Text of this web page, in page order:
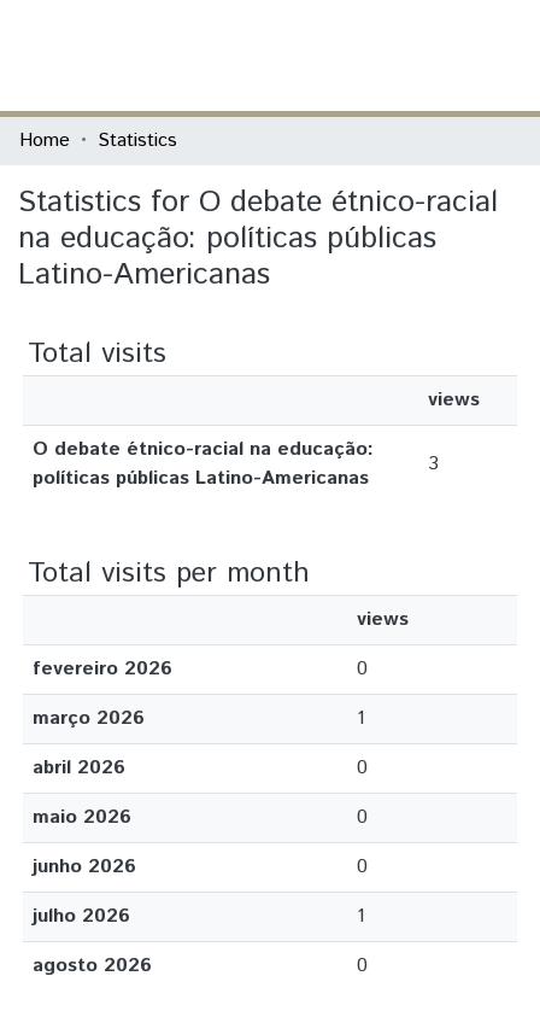
Communities & Collections
All of DSpace
Home Statistics
Statistics for O debate étnico-racial
na educação: políticas públicas
Latino-Americanas
Total visits
views
O debate étnico-racial na educação:
políticas públicas Latino-Americanas
3
Total visits per month
views
fevereiro 2026
0
março 2026
1
abril 2026
0
maio 2026
0
junho 2026
0
julho 2026
1
agosto 2026
0